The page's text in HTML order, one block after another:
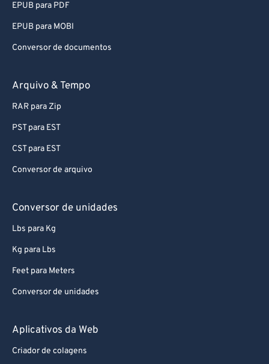
EPUB para PDF
EPUB para MOBI
Conversor de documentos
Arquivo & Tempo
RAR para Zip
PST para EST
CST para EST
Conversor de arquivo
Conversor de unidades
Lbs para Kg
Kg para Lbs
Feet para Meters
Conversor de unidades
Aplicativos da Web
Criador de colagens